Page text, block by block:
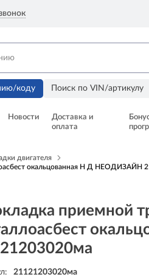
коду Поиск по VIN/артикулу
Новости
Доставка и
оплата
двигателя
окальцованная Н Д НЕОДИЗАЙН
приемной
21121203020ма